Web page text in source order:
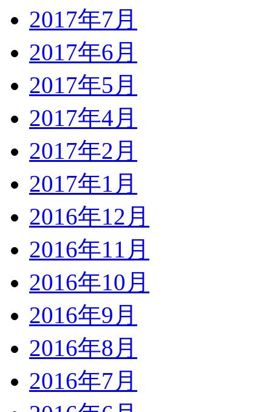
2017年7月
2017年6月
2017年5月
2017年4月
2017年2月
2017年1月
2016年12月
2016年11月
2016年10月
2016年9月
2016年8月
2016年7月